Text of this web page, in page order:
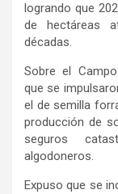
logrando que
de hectáreas
décadas.
Sobre el
que se
el de semilla
producción de
seguros
algodoneros.
Expuso que se